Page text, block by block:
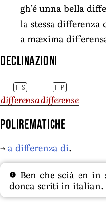
gh’é unna bella
la stessa differenza
a mæxima
Declinazioni
F. S F. P
differensadifferense
Polirematiche
→ a differenza di.
Ben che scià en in
donca scriti in italian.